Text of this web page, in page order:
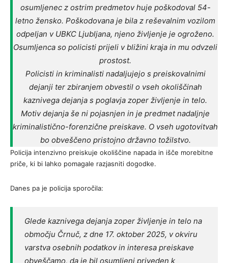
osumljenec z ostrim predmetov huje poškodoval 54-
letno žensko. Poškodovana je bila z reševalnim vozilom
odpeljan v UBKC Ljubljana, njeno življenje je ogroženo.
Osumljenca so policisti prijeli v bližini kraja in mu odvzeli
prostost.
Policisti in kriminalisti nadaljujejo s preiskovalnimi
dejanji ter zbiranjem obvestil o vseh okoliščinah
kaznivega dejanja s poglavja zoper življenje in telo.
Motiv dejanja še ni pojasnjen in je predmet nadaljnje
kriminalistično-forenzične preiskave. O vseh ugotovitvah
bo obveščeno pristojno državno tožilstvo.
Policija intenzivno preiskuje okoliščine napada in išče morebitne
priče, ki bi lahko pomagale razjasniti dogodke.
Danes pa je policija sporočila:
Glede kaznivega dejanja zoper življenje in telo na
območju Črnuč, z dne 17. oktober 2025, v okviru
varstva osebnih podatkov in interesa preiskave
obveščamo, da je bil osumljeni priveden k